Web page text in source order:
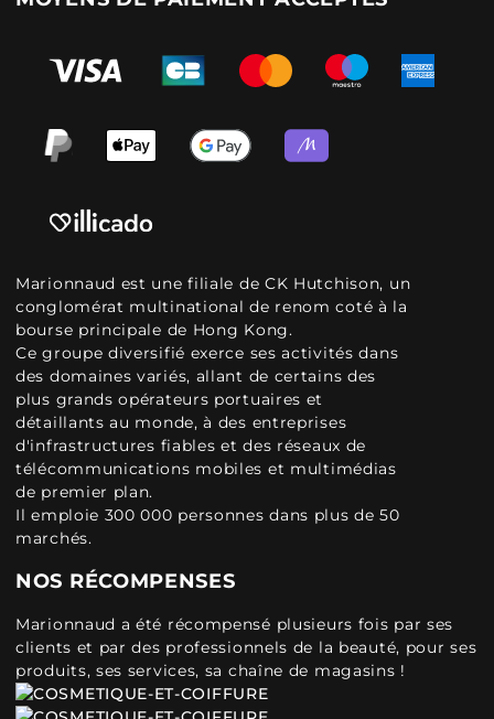
Marionnaud est une filiale de CK Hutchison, un
conglomérat multinational de renom coté à la
bourse principale de Hong Kong.
Ce groupe diversifié exerce ses activités dans
des domaines variés, allant de certains des
plus grands opérateurs portuaires et
détaillants au monde, à des entreprises
d'infrastructures fiables et des réseaux de
télécommunications mobiles et multimédias
de premier plan.
Il emploie 300 000 personnes dans plus de 50
marchés.
NOS RÉCOMPENSES
Marionnaud a été récompensé plusieurs fois par ses
clients et par des professionnels de la beauté, pour ses
produits, ses services, sa chaîne de magasins !